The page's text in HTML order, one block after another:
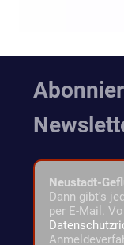
Neustadt-
Dann gibt's
per E-Mail.